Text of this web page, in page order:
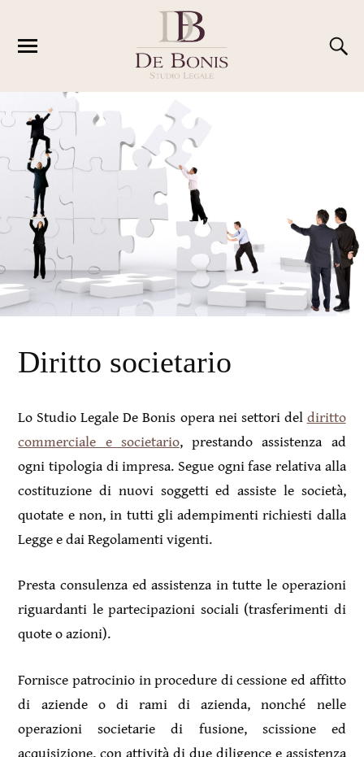
Diritto societario
Lo Studio Legale De Bonis opera nei settori deldiritto
commerciale e societario, prestando assistenza ad
ogni tipologia di impresa. Segue ogni fase relativa alla
costituzione di nuovi soggetti ed assiste le società,
quotate e non, in tutti gli adempimenti richiesti dalla
Legge e dai Regolamenti vigenti.
Presta consulenza ed assistenza in tutte le operazioni
riguardanti le partecipazioni sociali (trasferimenti di
quote o azioni).
Fornisce patrocinio in procedure di cessione ed affitto
di aziende o di rami di azienda, nonché nelle
operazioni societarie di fusione, scissione ed